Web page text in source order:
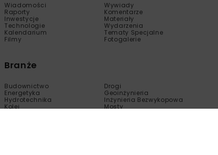
Wiadomości
Wywiady
Raporty
Komentarze
Inwestycje
Materiały
Technologie
Wydarzenia
Kalendarium
Tematy Specjalne
Filmy
Fotogalerie
Branże
Budownictwo
Drogi
Energetyka
Geoinżynieria
Hydrotechnika
Inżynieria Bezwykopowa
Kolej
Mosty